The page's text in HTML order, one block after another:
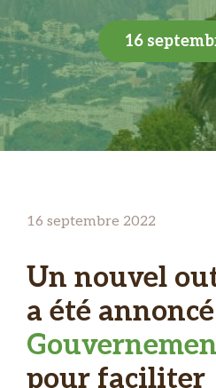
16
16 septembre 2022
Un nouvel
a été
pour faciliter